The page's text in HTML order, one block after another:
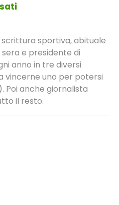
sportiva, abituale
e presidente di
anno in tre diversi
uno per potersi
Poi anche giornalista
il resto.